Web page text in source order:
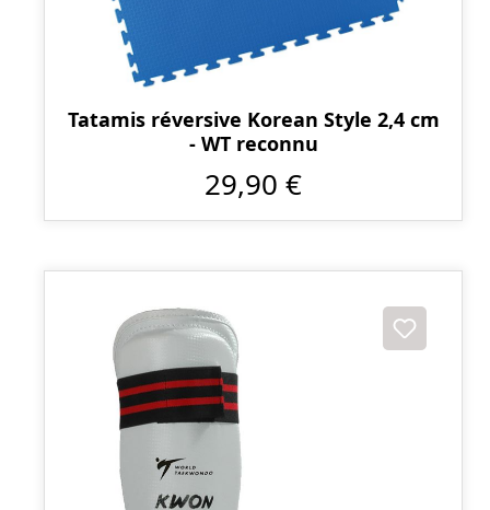
Tatamis réversive Korean Style 2,4 cm
- WT reconnu
29,90 €